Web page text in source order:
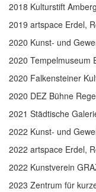
2018 Kulturstift Amberg
2019 artspace Erdel,
2020 Kunst- und
2020 Tempelmuseum
2020 Falkensteiner
2020 DEZ Bühne
2021 Städtische
2022 Kunst- und
2022 artspace Erdel,
2022 Kunstverein
2023 Zentrum für